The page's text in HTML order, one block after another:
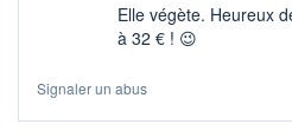
Elle végète. Heureux
à 32 € ! 😉
Signaler un abus